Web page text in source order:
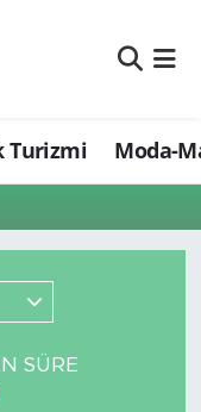
Turizmi Moda-
SÜRE